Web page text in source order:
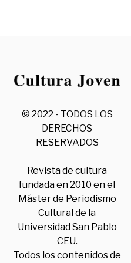
© 2022 - TODOS LOS
DERECHOS
RESERVADOS
Revista de cultura
fundada en 2010 en el
Máster de Periodismo
Cultural de la
Universidad San Pablo
CEU.
Todos los contenidos de